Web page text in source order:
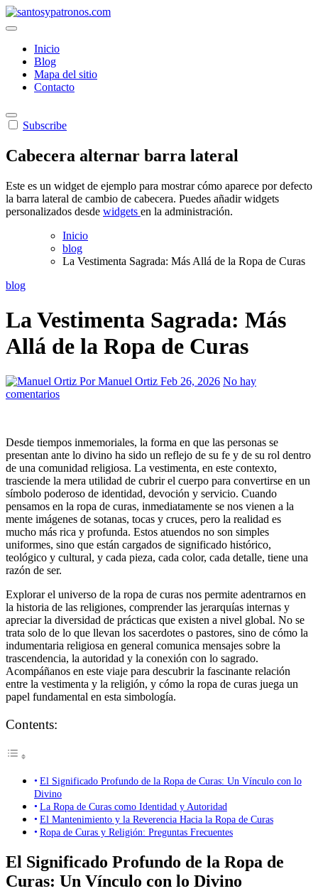
Saltar
al
Inicio
Blog
Mapa del sitio
Contacto
Subscribe
Cabecera alternar barra lateral
Este es un widget de ejemplo para mostrar cómo aparece por defecto
la barra lateral de cambio de cabecera. Puedes añadir widgets
personalizados desde widgets en la administración.
Inicio
blog
La Vestimenta Sagrada: Más Allá de la Ropa de Curas
blog
La Vestimenta Sagrada: Más
Allá de la Ropa de Curas
Por Manuel Ortiz Feb 26, 2026 No hay
comentarios
Desde tiempos inmemoriales, la forma en que las personas se
presentan ante lo divino ha sido un reflejo de su fe y de su rol dentro
de una comunidad religiosa. La vestimenta, en este contexto,
trasciende la mera utilidad de cubrir el cuerpo para convertirse en un
símbolo poderoso de identidad, devoción y servicio. Cuando
pensamos en la ropa de curas, inmediatamente se nos vienen a la
mente imágenes de sotanas, tocas y cruces, pero la realidad es
mucho más rica y profunda. Estos atuendos no son simples
uniformes, sino que están cargados de significado histórico,
teológico y cultural, y cada pieza, cada color, cada detalle, tiene una
razón de ser.
Explorar el universo de la ropa de curas nos permite adentrarnos en
la historia de las religiones, comprender las jerarquías internas y
apreciar la diversidad de prácticas que existen a nivel global. No se
trata solo de lo que llevan los sacerdotes o pastores, sino de cómo la
indumentaria religiosa en general comunica mensajes sobre la
trascendencia, la autoridad y la conexión con lo sagrado.
Acompáñanos en este viaje para descubrir la fascinante relación
entre la vestimenta y la religión, y cómo la ropa de curas juega un
papel fundamental en esta simbología.
Contents:
El Significado Profundo de la Ropa de Curas: Un Vínculo con lo
Divino
La Ropa de Curas como Identidad y Autoridad
El Mantenimiento y la Reverencia Hacia la Ropa de Curas
Ropa de Curas y Religión: Preguntas Frecuentes
El Significado Profundo de la Ropa de
Curas: Un Vínculo con lo Divino